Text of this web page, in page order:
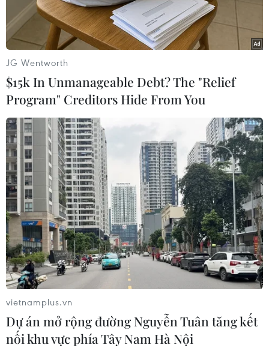
Hoàng Anh Gia Lai thua trận sau 4 vòng bất bại. (Ảnh: Trọng
Đạt///TTXVN)
Sau 4 trận bất bại liên tiếp, Hoàng Anh Gia Lai
đã phải rời sân Hòa Xuân với hai bàn tay trắng
khi để thua 1-2 trước chủ nhà SHB Đà Nẵng ở
vòng 11 Wake-up 247 V-League 2019.
Đặng Anh Tuấn và Bùi Tiến Dụng đã thay nhau
lập công để giúp SHB Đà Nẵng, trong khi bàn
thắng của Hoàng Anh Gia Lai được thực hiện
JG Wentworth
$15k In Unmanageable Debt? The "Relief
Program" Creditors Hide From You
vietnamplus.vn
Dự án mở rộng đường Nguyễn Tuân tăng kết
nối khu vực phía Tây Nam Hà Nội